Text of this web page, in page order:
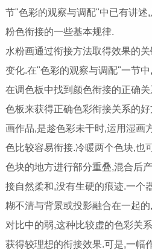
节"色彩的观察与调配"中已有讲述
粉色衔接的一些基本规律.
水粉画通过衔接方法取得效果的
变化.在"色彩的观察与调配"一节
在调色板中找到颜色衔接的正确
色板来获得正确色彩衔接关系的
画作品,是趁色彩未干时,运用湿画
色比较容易衔接.冷暖两个色块,也
色块的地方进行部分重叠,混合后
接自然柔和,没有生硬的痕迹.一个
糊不清与背景或投影融合在一起
对比中的弱,这种比较虚的色彩关
获得较理想的衔接效果.可是,一幅